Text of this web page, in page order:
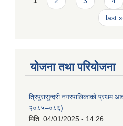
last »
योजना तथा परियोजना
त्रिपुरासुन्दरी नगरपालिकाको
२०८५–०८६)
मिति: 04/01/2025 - 14:26